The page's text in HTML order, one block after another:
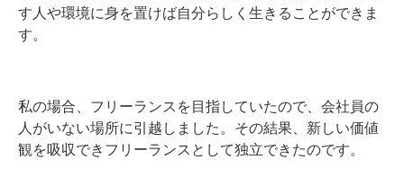
す人や環境に身を置けば自分らしく生きることができま
す。
私の場合、フリーランスを目指していたので、会社員の
人がいない場所に引越しました。その結果、新しい価値
観を吸収できフリーランスとして独立できたのです。